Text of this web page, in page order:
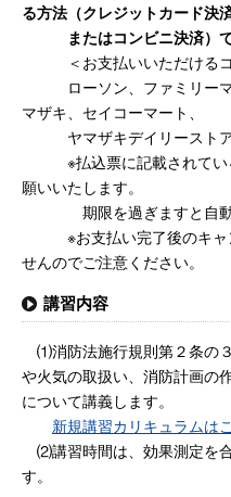
る方法（クレジットカード決
またはコンビニ決済）
＜お支払いいただけるコ
ローソン、ファミリーマ
マザキ、セイコーマート、
ヤマザキデイリースト
※払込票に記載されてい
願いいたします。
期限を過ぎますと自動的
※お支払い完了後のキャン
せんのでご注意ください。
講習内容
⑴消防法施行規則第２条の
や火気の取扱い、消防計画の
について講義します。
新規講習カリキュラムは
⑵講習時間は、効果測定を
す。